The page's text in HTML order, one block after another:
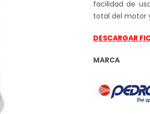
facilidad de
total del motor
DESCARGAR
MARCA